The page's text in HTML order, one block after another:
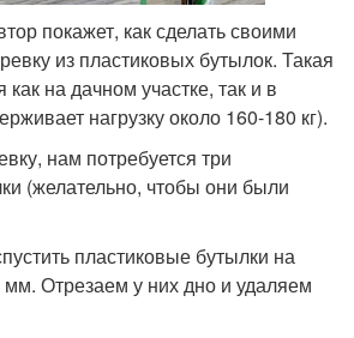
покажет, как сделать своими
из пластиковых бутылок. Такая
как на дачном участке, так и в
нагрузку около 160-180 кг).
нам потребуется три
(желательно, чтобы они были
пластиковые бутылки на
Отрезаем у них дно и удаляем